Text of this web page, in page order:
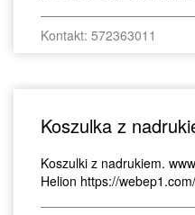
Kontakt: 572363011
Koszulka z
Koszulki z nadrukiem.
Helion https://